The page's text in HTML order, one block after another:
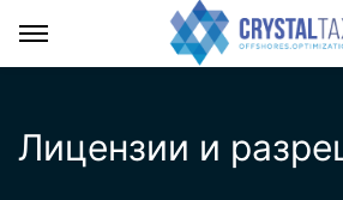
Лицензии и